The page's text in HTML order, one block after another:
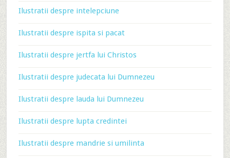
Ilustratii despre intelepciune
Ilustratii despre ispita si pacat
Ilustratii despre jertfa lui Christos
Ilustratii despre judecata lui Dumnezeu
Ilustratii despre lauda lui Dumnezeu
Ilustratii despre lupta credintei
Ilustratii despre mandrie si umilinta